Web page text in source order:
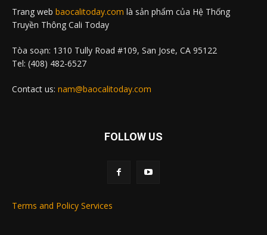
Trang web baocalitoday.com là sản phẩm của Hệ Thống
Truyền Thông Cali Today
Tòa soạn: 1310 Tully Road #109, San Jose, CA 95122
Tel: (408) 482-6527
Contact us: nam@baocalitoday.com
FOLLOW US
Terms and Policy Services